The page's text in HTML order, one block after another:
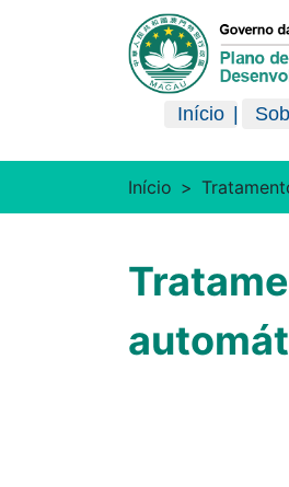
澳門特別行政區政
Início
Início